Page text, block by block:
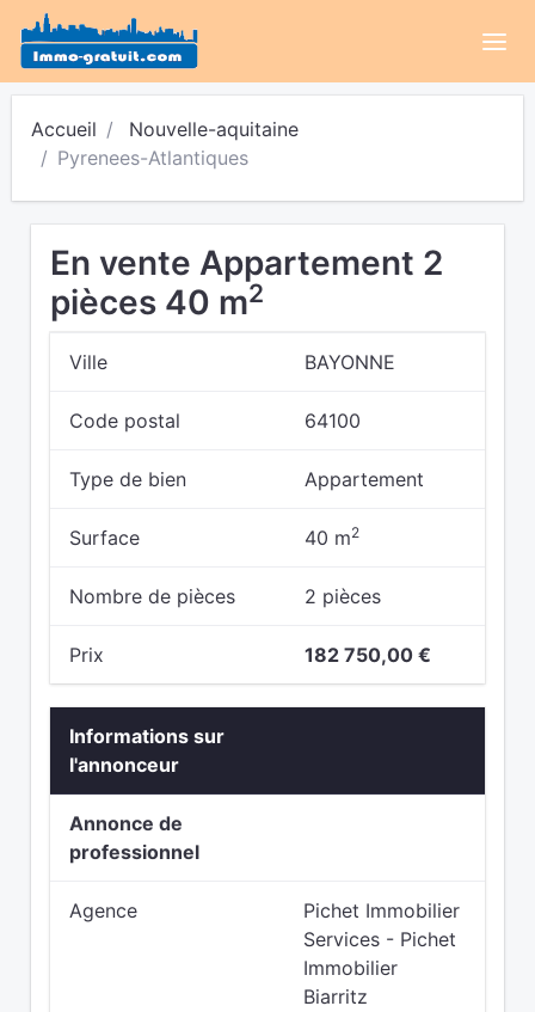
Accueil
Nouvelle-aquitaine
Pyrenees-Atlantiques
En vente Appartement 2
pièces 40 m2
Ville BAYONNE
Code postal 64100
Type de bien Appartement
Surface 40 m2
Nombre de pièces 2 pièces
Prix 182 750,00 €
Informations sur
l'annonceur
Annonce de
professionnel
Agence
Pichet Immobilier
Services - Pichet
Immobilier
Biarritz